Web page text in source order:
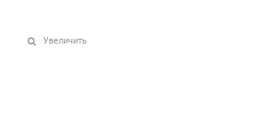
Увеличить